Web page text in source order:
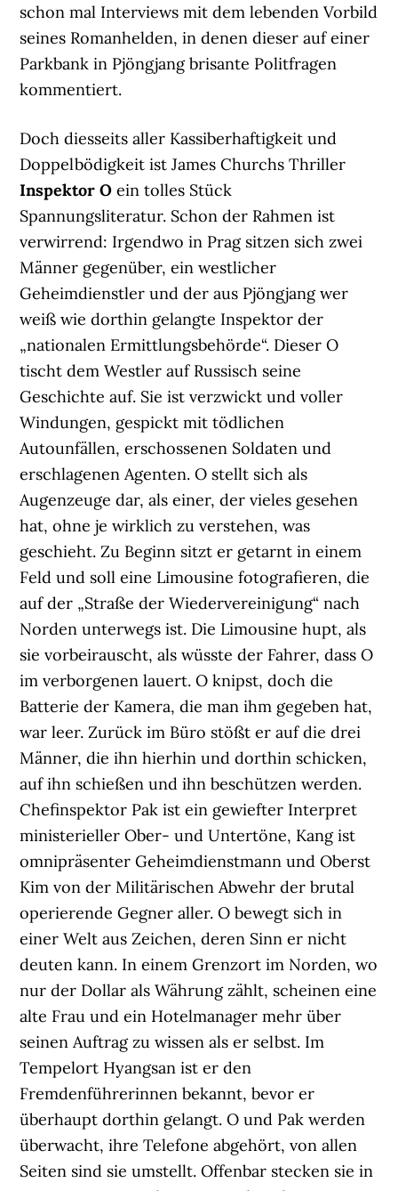
schon mal Interviews mit dem lebenden Vorbild
seines Romanhelden, in denen dieser auf einer
Parkbank in Pjöngjang brisante Politfragen
kommentiert.
Doch diesseits aller Kassiberhaftigkeit und
Doppelbödigkeit ist James Churchs Thriller
Inspektor O ein tolles Stück
Spannungsliteratur. Schon der Rahmen ist
verwirrend: Irgendwo in Prag sitzen sich zwei
Männer gegenüber, ein westlicher
Geheimdienstler und der aus Pjöngjang wer
weiß wie dorthin gelangte Inspektor der
„nationalen Ermittlungsbehörde“. Dieser O
tischt dem Westler auf Russisch seine
Geschichte auf. Sie ist verzwickt und voller
Windungen, gespickt mit tödlichen
Autounfällen, erschossenen Soldaten und
erschlagenen Agenten. O stellt sich als
Augenzeuge dar, als einer, der vieles gesehen
hat, ohne je wirklich zu verstehen, was
geschieht. Zu Beginn sitzt er getarnt in einem
Feld und soll eine Limousine fotografieren, die
auf der „Straße der Wiedervereinigung“ nach
Norden unterwegs ist. Die Limousine hupt, als
sie vorbeirauscht, als wüsste der Fahrer, dass O
im verborgenen lauert. O knipst, doch die
Batterie der Kamera, die man ihm gegeben hat,
war leer. Zurück im Büro stößt er auf die drei
Männer, die ihn hierhin und dorthin schicken,
auf ihn schießen und ihn beschützen werden.
Chefinspektor Pak ist ein gewiefter Interpret
ministerieller Ober- und Untertöne, Kang ist
omnipräsenter Geheimdienstmann und Oberst
Kim von der Militärischen Abwehr der brutal
operierende Gegner aller. O bewegt sich in
einer Welt aus Zeichen, deren Sinn er nicht
deuten kann. In einem Grenzort im Norden, wo
nur der Dollar als Währung zählt, scheinen eine
alte Frau und ein Hotelmanager mehr über
seinen Auftrag zu wissen als er selbst. Im
Tempelort Hyangsan ist er den
Fremdenführerinnen bekannt, bevor er
überhaupt dorthin gelangt. O und Pak werden
überwacht, ihre Telefone abgehört, von allen
Seiten sind sie umstellt. Offenbar stecken sie in